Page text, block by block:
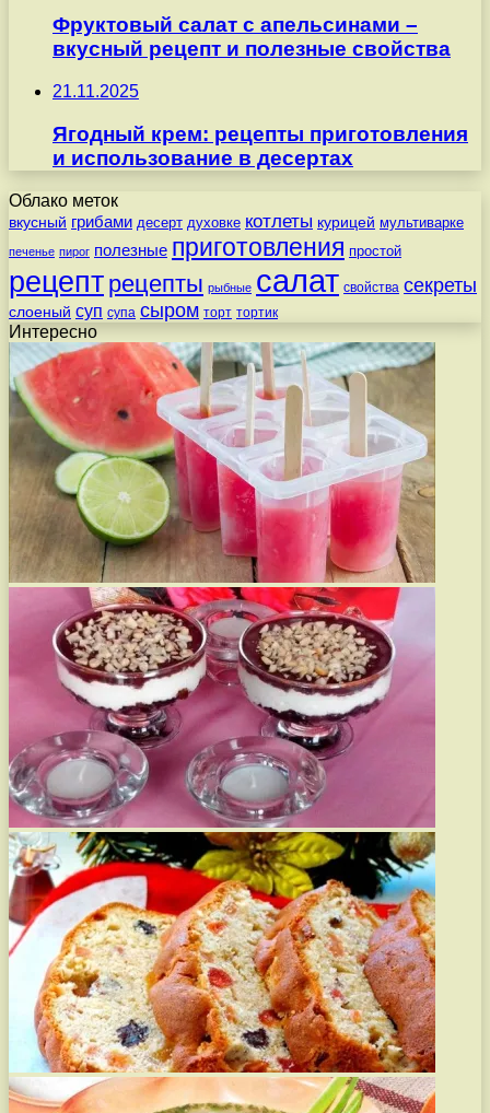
Фруктовый салат с апельсинами –
вкусный рецепт и полезные свойства
21.11.2025
Ягодный крем: рецепты приготовления
и использование в десертах
Облако меток
вкусный грибами десерт духовке котлеты курицей мультиварке
печенье пирог полезные приготовления простой
рецепт рецепты рыбные салат свойства секреты
слоеный суп супа сыром торт тортик
Интересно